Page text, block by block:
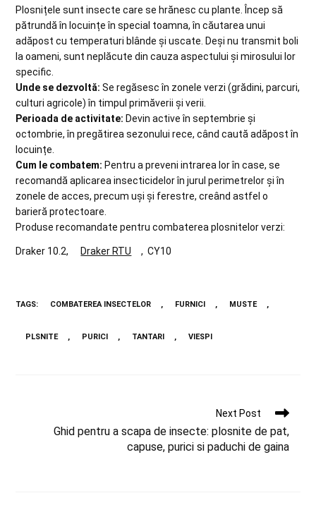
Plosnițele sunt insecte care se hrănesc cu plante. Încep să
pătrundă în locuințe în special toamna, în căutarea unui
adăpost cu temperaturi blânde și uscate. Deși nu transmit boli
la oameni, sunt neplăcute din cauza aspectului și mirosului lor
specific.
Unde se dezvoltă: Se regăsesc în zonele verzi (grădini, parcuri,
culturi agricole) în timpul primăverii și verii.
Perioada de activitate: Devin active în septembrie și
octombrie, în pregătirea sezonului rece, când caută adăpost în
locuințe.
Cum le combatem: Pentru a preveni intrarea lor în case, se
recomandă aplicarea insecticidelor în jurul perimetrelor și în
zonele de acces, precum uși și ferestre, creând astfel o
barieră protectoare.
Produse recomandate pentru combaterea plosnitelor verzi:
Draker 10.2, Draker RTU , CY10
TAGS: COMBATEREA INSECTELOR , FURNICI , MUSTE ,
PLSNITE , PURICI , TANTARI , VIESPI
Next Post
Ghid pentru a scapa de insecte: plosnite de pat,
capuse, purici si paduchi de gaina